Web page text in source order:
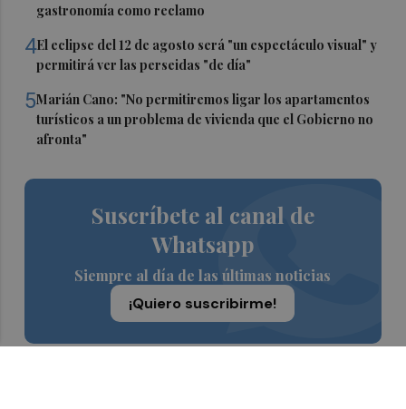
gastronomía como reclamo
4El eclipse del 12 de agosto será "un espectáculo visual" y
permitirá ver las perseidas "de día"
5Marián Cano: "No permitiremos ligar los apartamentos
turísticos a un problema de vivienda que el Gobierno no
afronta"
Suscríbete al canal de
Whatsapp
Siempre al día de las últimas noticias
¡Quiero suscribirme!